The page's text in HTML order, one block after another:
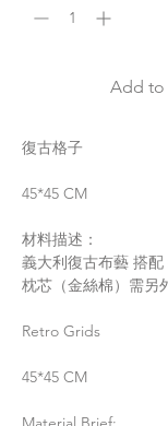
Add to
復古格子
45*45 CM
材料描述：
義大利復古布藝 搭
枕芯（金絲棉）需另
Retro Grids
45*45 CM